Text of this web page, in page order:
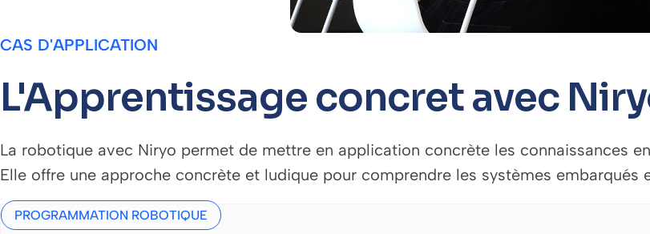
CAS D'APPLICATION
L'Apprentissage concret avec
La robotique avec Niryo permet de mettre en application concrète les connaissances
Elle offre une approche concrète et ludique pour comprendre les systèmes
PROGRAMMATION ROBOTIQUE